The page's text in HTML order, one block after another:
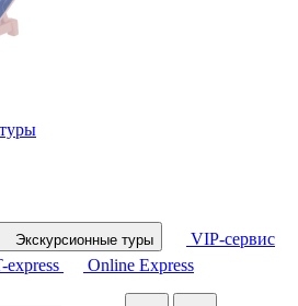
Экскурсионные туры
VIP-сервис
express Online Express